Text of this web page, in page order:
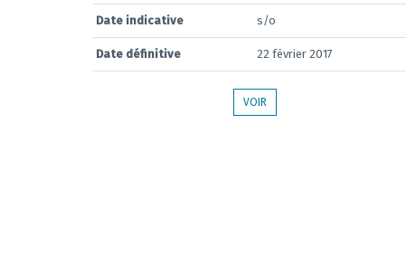
Date indicative s/o
Date définitive 22 février 2017
VOIR